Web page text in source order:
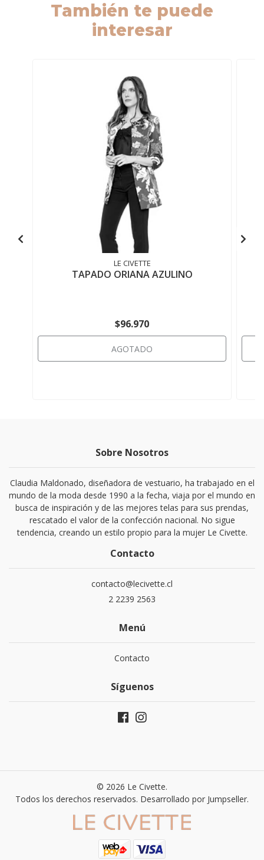
También te puede
interesar
LE CIVETTE
TAPADO ORIANA AZULINO
$96.970
AGOTADO
Sobre Nosotros
Claudia Maldonado, diseñadora de vestuario, ha trabajado en el
mundo de la moda desde 1990 a la fecha, viaja por el mundo en
busca de inspiración y de las mejores telas para sus prendas,
rescatado el valor de la confección nacional. No sigue
tendencia, creando un estilo propio para la mujer Le Civette.
Contacto
contacto@lecivette.cl
2 2239 2563
Menú
Contacto
Síguenos
© 2026 Le Civette.
Todos los derechos reservados. Desarrollado por Jumpseller.